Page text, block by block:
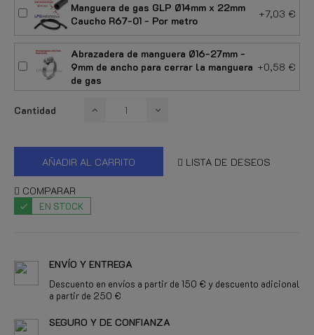
Manguera de gas GLP Ø14mm x 22mm
Caucho R67-01 - Por metro
+7,03 €
Abrazadera de manguera Ø16-27mm -
9mm de ancho para cerrar la manguera
de gas
+0,58 €
Cantidad
AÑADIR AL CARRITO LISTA DE DESEOS
COMPARAR
EN STOCK
ENVÍO Y ENTREGA
Descuento en envíos a partir de 150 € y descuento adicional
a partir de 250 €
SEGURO Y DE CONFIANZA